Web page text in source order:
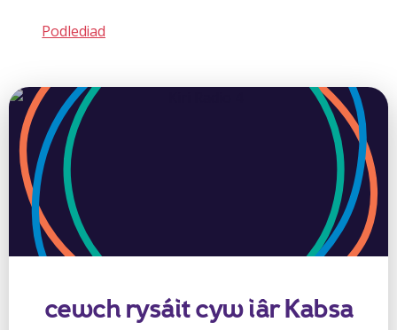
Podlediad
cewch rysáit cyw iâr Kabsa